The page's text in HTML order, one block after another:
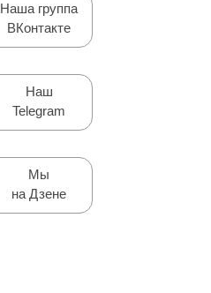
Наша группа
ВКонтакте
Наш
Telegram
Мы
на Дзене